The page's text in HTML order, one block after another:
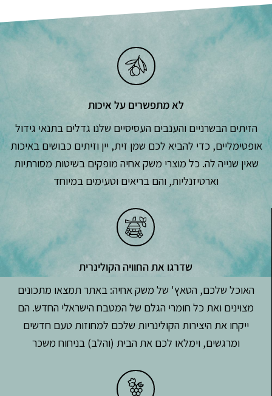
לא מתפשרים על איכות
הזיתים הבשרניים והענבים העסיסיים שלנו גדלים בתנאי גידול
אופטימליים, כדי להביא לכם שמן זית, יין וזיתים כבושים באיכות
שאין שנייה לה. כל מוצרי משק אחיה מופקים בשיטות מסורתיות
וארטיזנליות, והם בריאים וטעימים במיוחד
שדרגו את החוויה הקולינרית
האוכל שלכם, הטאץ' של משק אחיה: באתר תמצאו מתכונים
מצוינים ואת כל חומרי הגלם של המטבח הישראלי החדש. הם
ייקחו את היצירות הקולינריות שלכם למחוזות טעם חדשים
ומרגשים, וימלאו לכם את הבית (והלב) בניחוח משכר